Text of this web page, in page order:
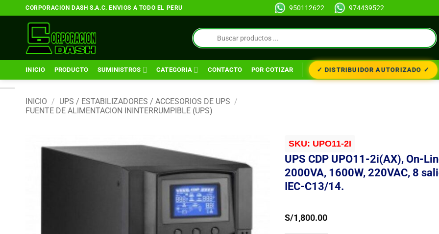
al
contenido
CORPORACION DASH S.A.C. ENVIOS A TODO EL PERU 950112622 974439522
Búsqueda
de
productos
INICIO PRODUCTO SUMINISTROS CATEGORIA CONTACTO POR COTIZAR ✓ DISTRIBUIDOR AUTORIZADO ✓
INICIO / UPS / ESTABILIZADORES / ACCESORIOS DE UPS /
FUENTE DE ALIMENTACION ININTERRUMPIBLE (UPS)
SKU: UPO11-2I
UPS CDP UPO11-2i(AX), On-
2000VA, 1600W, 220VAC, 8
IEC-C13/14.
S/1,800.00